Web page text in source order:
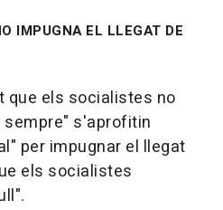
IMPUGNA EL LLEGAT DE
que els socialistes no
sempre" s'aprofitin
per impugnar el llegat
els socialistes